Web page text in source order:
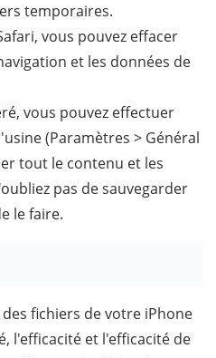
temporaires.
vous pouvez effacer
et les données de
vous pouvez effectuer
(Paramètres > Général
tout le contenu et les
pas de sauvegarder
le faire.
fichiers de votre iPhone
l'efficacité et l'efficacité de